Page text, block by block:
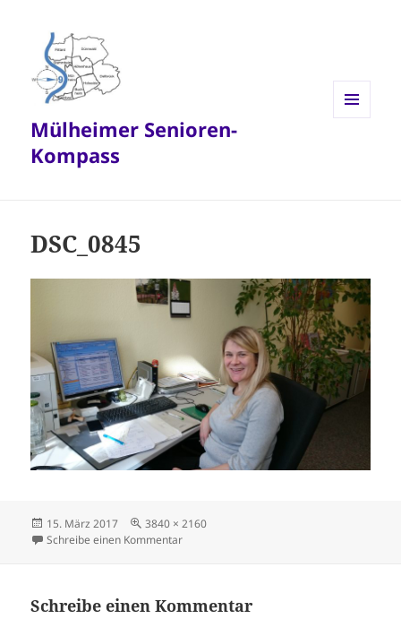
Mülheimer Senioren-
Kompass
DSC_0845
Veröffentlicht
am
15. März 2017
Volle
Größe
3840 × 2160
Schreibe einen Kommentarzu DSC_0845
Schreibe einen Kommentar